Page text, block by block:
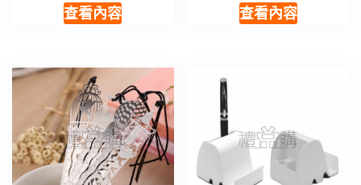
查看內容 查看內容